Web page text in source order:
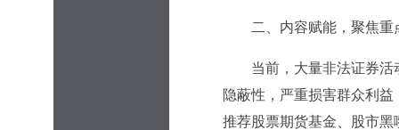
二、内容赋能，聚焦重
当前，大量非法证券活动
隐蔽性，严重损害群众利
推荐股票期货基金、股市